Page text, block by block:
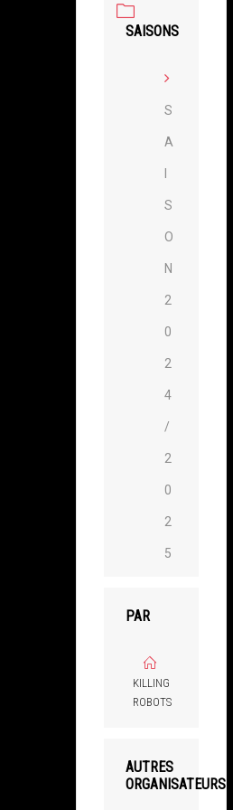
SAISONS
S
A
S
O
N
2
0
2
4
/
2
0
2
5
PAR
KILLING
ROBOTS
AUTRES
ORGANISATEURS